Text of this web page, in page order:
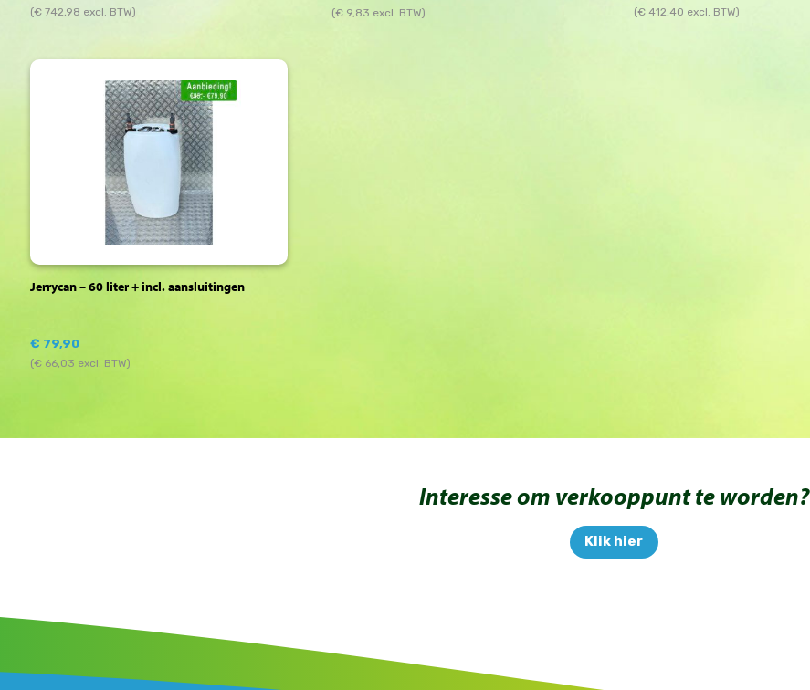
(€ 742,98 excl. BTW) (€ 9,83 excl. BTW) (€412,40 excl. BTW)
Jerrycan – 60 liter + incl. aansluitingen
€ 79,90
(€ 66,03 excl. BTW)
Interesse om verkooppunt te worden?
Klik hier